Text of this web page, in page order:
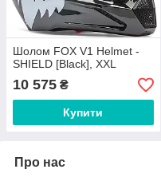
Шолом FOX V1 Helmet -
SHIELD [Black], XXL
10 575 ₴
Купити
Про нас